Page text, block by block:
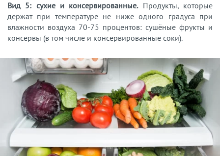
Вид 5: сухие и консервированные.Продукты, которые
держат при температуре не ниже одного градуса при
влажности воздуха 70-75 процентов: сушёные фрукты и
консервы (в том числе и консервированные соки).